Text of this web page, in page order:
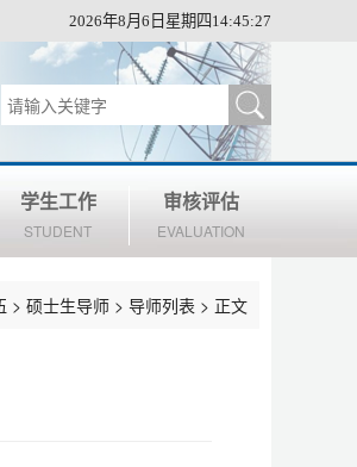
2026年8月6日星期四14:45:28
学生工作
STUDENT
审核评估
EVALUATION
> 硕士生导师 > 导师列表 > 正文